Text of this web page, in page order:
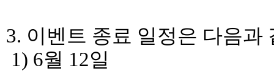
3. 이벤트 종료 일정은 다음과
1) 6월 12일